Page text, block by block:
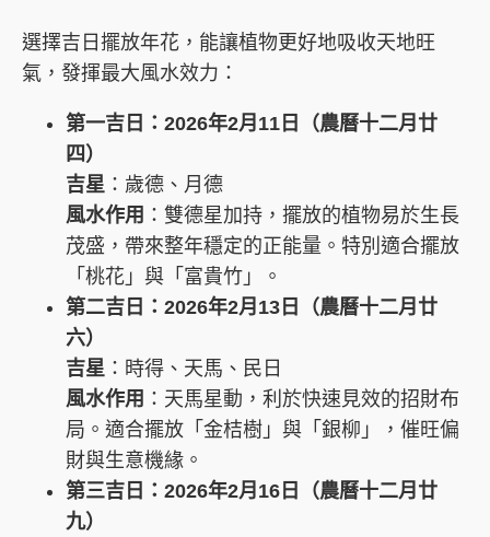
選擇吉日擺放年花，能讓植物更好地吸收天地旺
氣，發揮最大風水效力：
第一吉日：2026年2月11日（農曆十二月廿
四）
吉星 ：歲德、月德
風水作用 ：雙德星加持，擺放的植物易於生長
茂盛，帶來整年穩定的正能量。特別適合擺放
「桃花」與「富貴竹」。
第二吉日：2026年2月13日（農曆十二月廿
六）
吉星 ：時得、天馬、民日
風水作用 ：天馬星動，利於快速見效的招財布
局。適合擺放「金桔樹」與「銀柳」，催旺偏
財與生意機緣。
第三吉日：2026年2月16日（農曆十二月廿
九）